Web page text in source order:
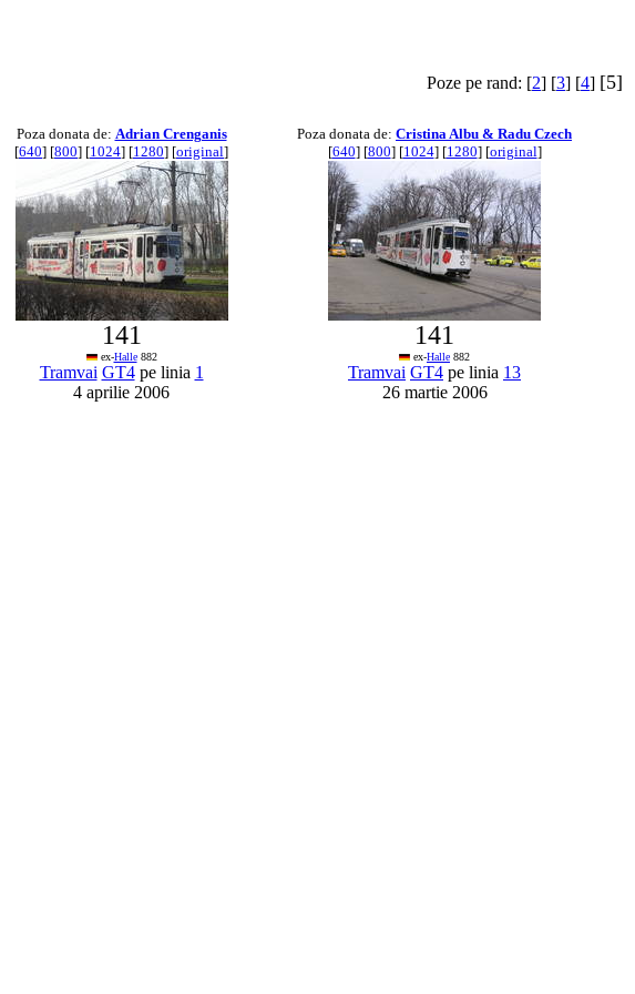
Poze pe rand: [2] [3] [4] [5]
Poza donata de: Adrian Crenganis
[640] [800] [1024] [1280] [original]
141
ex-Halle882
Tramvai GT4pe linia 1
4 aprilie 2006
Poza donata de: Cristina Albu & Radu Czech
[640] [800] [1024] [1280] [original]
141
ex-Halle 882
Tramvai GT4 pe linia 13
26 martie 2006